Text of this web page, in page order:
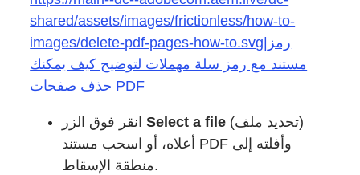
shared/assets/images/frictionless/how-to-
images/delete-pdf-pages-how-to.svg|رمز
مستند مع رمز سلة مهملات لتوضيح كيف يمكنك
حذف صفحات PDF
انقر فوق الزرSelect a file (تحديد ملف)
أعلاه، أو اسحب مستند PDF وأفلته إلى
منطقة الإسقاط.